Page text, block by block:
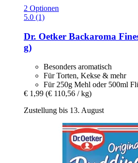
2 Optionen
5.0 (1)
Dr. Oetker Backaroma
g)
Besonders aromatisch
Für Torten, Kekse & mehr
Für 250g Mehl oder 500ml
€ 1,99 (€ 110,56 / kg)
Zustellung bis 13. August